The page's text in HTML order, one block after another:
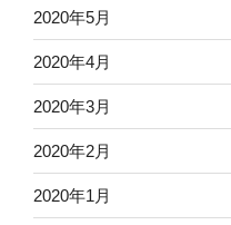
2020年5月
2020年4月
2020年3月
2020年2月
2020年1月